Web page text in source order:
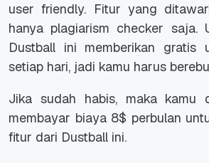
user friendly. Fitur yang
hanya plagiarism checker saja.
Dustball ini memberikan gratis
setiap hari, jadi kamu harus
Jika sudah habis, maka kamu
membayar biaya 8$ perbulan
fitur dari Dustball ini.